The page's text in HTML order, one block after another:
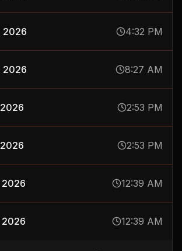
2026 8:27 AM
2:53 PM
2:53 PM
12:39 AM
2026 12:39 AM
10reproducciones más...